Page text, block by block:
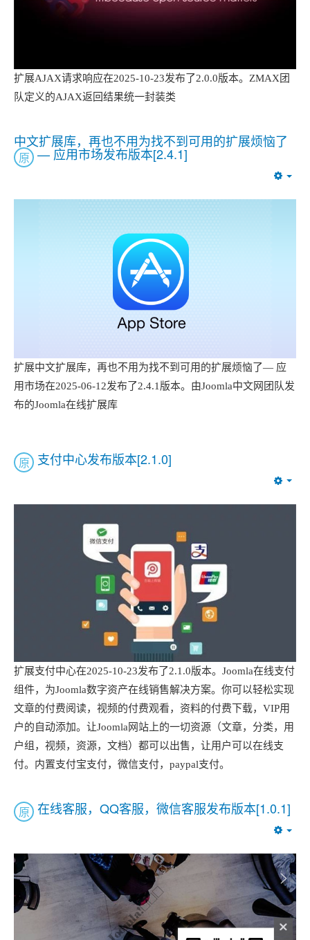
扩展AJAX请求响应在2025-10-23发布了2.0.0版本。ZMAX团
队定义的AJAX返回结果统一封装类
中文扩展库，再也不用为找不到可用的扩展烦恼了
— 应用市场发布版本[2.4.1]
原
扩展中文扩展库，再也不用为找不到可用的扩展烦恼了— 应
用市场在2025-06-12发布了2.4.1版本。由Joomla中文网团队发
布的Joomla在线扩展库
支付中心发布版本[2.1.0]
原
扩展支付中心在2025-10-23发布了2.1.0版本。Joomla在线支付
组件，为Joomla数字资产在线销售解决方案。你可以轻松实现
文章的付费阅读，视频的付费观看，资料的付费下载，VIP用
户的自动添加。让Joomla网站上的一切资源（文章，分类，用
户组，视频，资源，文档）都可以出售，让用户可以在线支
付。内置支付宝支付，微信支付，paypal支付。
在线客服，QQ客服，微信客服发布版本[1.0.1]
原